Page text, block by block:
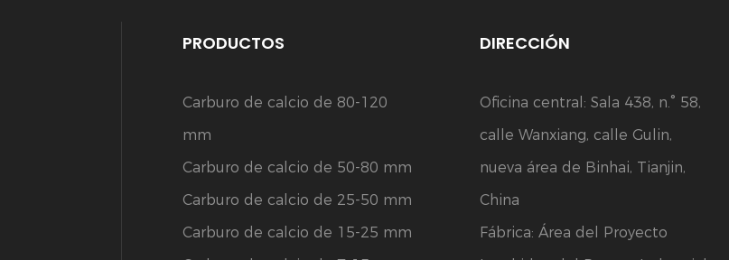
PRODUCTOS
Carburo de calcio de 80-120
mm
Carburo de calcio de 50-80 mm
Carburo de calcio de 25-50 mm
Carburo de calcio de 15-25 mm
DIRECCIÓN
Oficina central: Sala 438, n.° 58,
calle Wanxiang, calle Gulin,
nueva área de Binhai, Tianjin,
China
Fábrica: Área del Proyecto